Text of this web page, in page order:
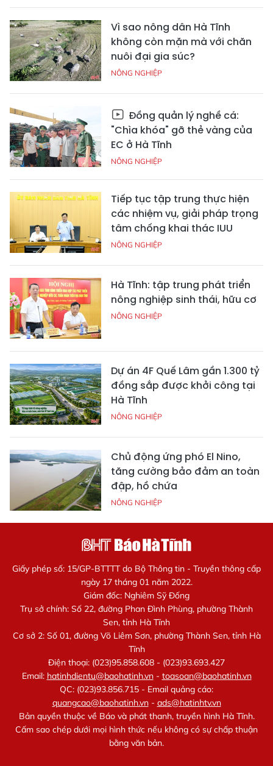
Vì sao nông dân Hà Tĩnh
không còn mặn mà với chăn
nuôi đại gia súc?
NÔNG NGHIỆP
Đồng quản lý nghề cá:
"Chìa khóa" gỡ thẻ vàng của
EC ở Hà Tĩnh
NÔNG NGHIỆP
Tiếp tục tập trung thực hiện
các nhiệm vụ, giải pháp trọng
tâm chống khai thác IUU
NÔNG NGHIỆP
Hà Tĩnh: tập trung phát triển
nông nghiệp sinh thái, hữu cơ
NÔNG NGHIỆP
Dự án 4F Quế Lâm gần 1.300 tỷ
đồng sắp được khởi công tại
Hà Tĩnh
NÔNG NGHIỆP
Chủ động ứng phó El Nino,
tăng cường bảo đảm an toàn
đập, hồ chứa
NÔNG NGHIỆP
Giấy phép số: 15/GP-BTTTT do Bộ Thông tin - Truyền thông cấp
ngày 17 tháng 01 năm 2022.
Giám đốc: Nghiêm Sỹ Đống
Trụ sở chính: Số 22, đường Phan Đình Phùng, phường Thành
Sen, tỉnh Hà Tĩnh
Cơ sở 2: Số 01, đường Võ Liêm Sơn, phường Thành Sen, tỉnh Hà
Tĩnh
Điện thoại: (023)95.858.608 - (023)93.693.427
Email: hatinhdientu@baohatinh.vn- toasoan@baohatinh.vn
QC: (023)93.856.715 - Email quảng cáo:
quangcao@baohatinh.vn- ads@hatinhtv.vn
Bản quyền thuộc về Báo và phát thanh, truyền hình Hà Tĩnh.
Cấm sao chép dưới mọi hình thức nếu không có sự chấp thuận
bằng văn bản.